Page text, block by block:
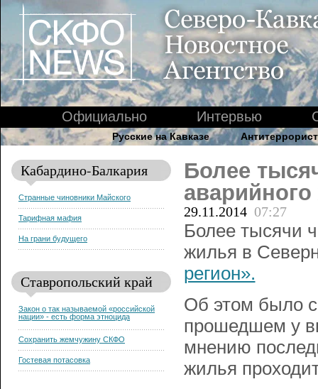
Официально Интервью
Русские на Кавказе
Кабардино-Балкария
Странные чиновники Майского
Тарифная мафия
На грани будущего
Ставропольский край
Закон о так называемой «российской
нации» - есть форма этноцида
Сохранить жемчужину СКФО
Гостевая потасовка
Более
29.11.2014 07:27
Более тысячи
жилья в
регион».
Об этом было
прошедшем у
мнению
жилья